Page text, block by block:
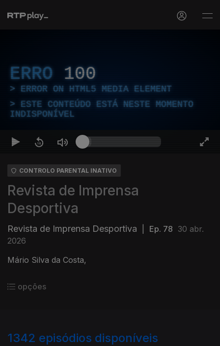
ERRO 100
ERROR ON HTML5 MEDIA ELEMENT
ESTE CONTEÚDO ESTÁ NESTE MOMENTO
INDISPONÍVEL
CONTROLO PARENTAL INATIVO
Revista de Imprensa
Desportiva
Revista de Imprensa Desportiva Ep. 78 30 abr.
2026
Mário Silva da Costa,
opções
1342 episódios disponíveis